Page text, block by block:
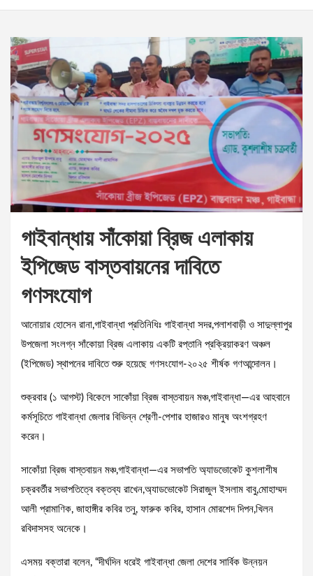
গাইবান্ধায় সাঁকোয়া ব্রিজ এলাকায়
ইপিজেড বাস্তবায়নের দাবিতে
গণসংযোগ
আনোয়ার হোসেন রানা,গাইবান্ধা প্রতিনিধিঃ গাইবান্ধা সদর,পলাশবাড়ী ও সাদুল্লাপুর
উপজেলা সংলগ্ন সাঁকোয়া ব্রিজ এলাকায় একটি রপ্তানি প্রক্রিয়াকরণ অঞ্চল
(ইপিজেড) স্থাপনের দাবিতে শুরু হয়েছে গণসংযোগ-২০২৫ শীর্ষক গণআন্দোলন।
শুক্রবার (১ আগস্ট) বিকেলে সাকোঁয়া ব্রিজ বাস্তবায়ন মঞ্চ,গাইবান্ধা—এর আহবানে
কর্মসূচিতে গাইবান্ধা জেলার বিভিন্ন শ্রেণী-পেশার হাজারও মানুষ অংশগ্রহণ
করেন।
সাকোঁয়া ব্রিজ বাস্তবায়ন মঞ্চ,গাইবান্ধা—এর সভাপতি অ্যাডভোকেট কুশলাশীষ
চক্রবর্তীর সভাপতিত্বে বক্তব্য রাখেন,অ্যাডভোকেট সিরাজুল ইসলাম বাবু,মোহাম্মদ
আলী প্রামাণিক, জাহাঙ্গীর কবির তনু, ফারুক কবির, হাসান মোরশেদ দিপন,খিলন
রবিদাসসহ অনেকে।
এসময় বক্তারা বলেন, “দীর্ঘদিন ধরেই গাইবান্ধা জেলা দেশের সার্বিক উন্নয়ন